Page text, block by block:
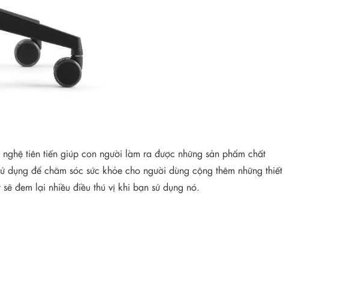
tiên tiến giúp con người làm ra được những sản phẩm chất
để chăm sóc sức khỏe cho người dùng cộng thêm những thiết
đem lại nhiều điều thú vị khi bạn sử dụng nó.